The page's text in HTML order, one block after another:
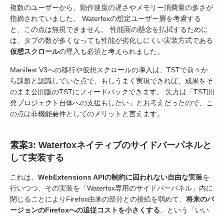
複数のユーザーから、動作速度の遅さやメモリー消費量の多さが
指摘されていました。 Waterfoxの想定ユーザー層を考慮する
と、この点は無視できません。 性能面の懸念を払拭するために
は、タブの数が多くなっても性能が劣化しにくい実装方式である
仮想スクロールの導入も必須と考えられました。
Manifest V3への移行や仮想スクロールの導入は、TSTで前々か
ら課題と認識していた点で、もしうまく実現できれば、成果をそ
のまま公開版のTSTにフィードバックできます。 先方は「TST開
発プロジェクト自体への支援もしたい」とお考えだったので、こ
の点は非機能要件としてのメリットと言えます。
素案3: Waterfoxネイティブのサイドバーパネルと
して実装する
これは、 WebExtensions APIの制約に囚われない自由な実装を
行いつつ、その実装を「Waterfox専用のサイドバーパネル」内に
閉じることによりFirefox由来の部分との接続を弱めて、 将来のバ
ージョンのFirefoxへの追従コストを小さくする 、という「いい